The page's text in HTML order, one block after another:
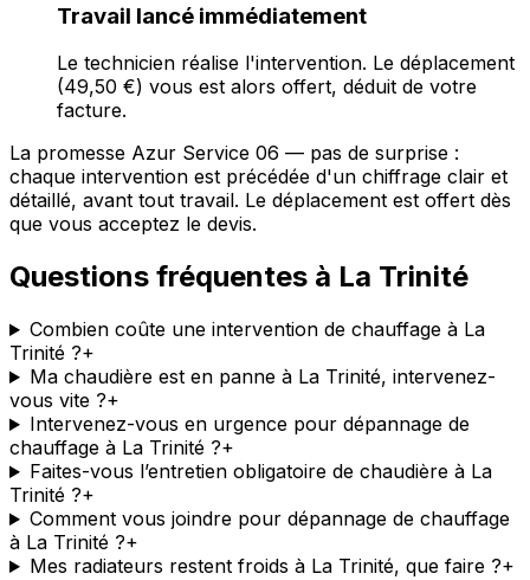
Travail lancé immédiatement
Le technicien réalise l'intervention. Le déplacement
(49,50 €) vous est alors offert, déduit de votre
facture.
La promesse Azur Service 06 — pas de surprise :
chaque intervention est précédée d'un chiffrage clair et
détaillé, avant tout travail. Le déplacement est offert dès
que vous acceptez le devis.
Questions fréquentes à La Trinité
Combien coûte une intervention de chauffage à La
Trinité ?+
Ma chaudière est en panne à La Trinité, intervenez-
vous vite ?+
Intervenez-vous en urgence pour dépannage de
chauffage à La Trinité ?+
Faites-vous l’entretien obligatoire de chaudière à La
Trinité ?+
Comment vous joindre pour dépannage de chauffage
à La Trinité ?+
Mes radiateurs restent froids à La Trinité, que faire ?+